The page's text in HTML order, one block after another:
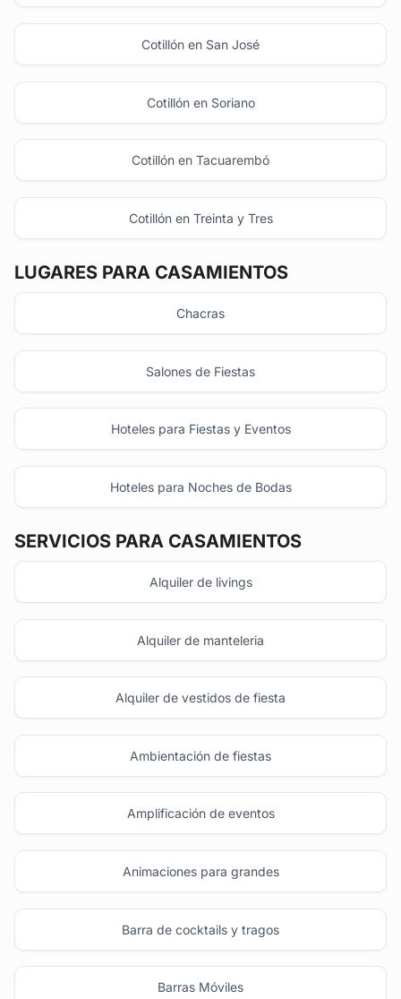
Cotillón en San José
Cotillón en Soriano
Cotillón en Tacuarembó
Cotillón en Treinta y Tres
LUGARES PARA CASAMIENTOS
Chacras
Salones de Fiestas
Hoteles para Fiestas y Eventos
Hoteles para Noches de Bodas
SERVICIOS PARA CASAMIENTOS
Alquiler de livings
Alquiler de manteleria
Alquiler de vestidos de fiesta
Ambientación de fiestas
Amplificación de eventos
Animaciones para grandes
Barra de cocktails y tragos
Barras Móviles